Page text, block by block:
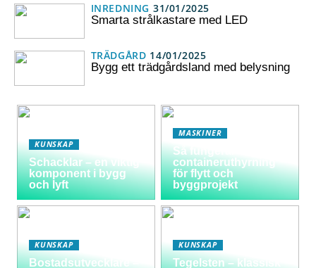
INREDNING 31/01/2025
Smarta strålkastare med LED
TRÄDGÅRD 14/01/2025
Bygg ett trädgårdsland med belysning
KUNSKAP
Schacklar – en viktig
komponent i bygg
och lyft
MASKINER
Så fungerar
containeruthyrning
för flytt och
byggprojekt
KUNSKAP
Bostadsutvecklare –
KUNSKAP
Tegelsten – klassisk